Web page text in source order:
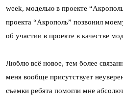
week, моделью в проекте
проекта “Акрополь” позвонил
об участии в проекте в качестве
Люблю всё новое, тем более
меня вообще присутствует
съемки ребята помогли мне